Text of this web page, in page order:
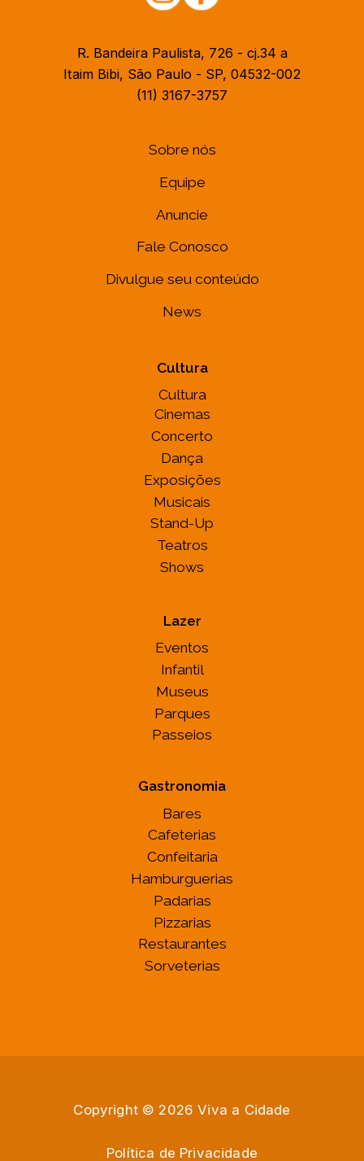
R. Bandeira Paulista, 726 - cj.34 a
Itaim Bibi, São Paulo - SP, 04532-002
(11) 3167-3757
Sobre nós
Equipe
Anuncie
Fale Conosco
Divulgue seu conteúdo
News
Cultura
Cultura
Cinemas
Concerto
Dança
Exposições
Musicais
Stand-Up
Teatros
Shows
Lazer
Eventos
Infantil
Museus
Parques
Passeios
Gastronomia
Bares
Cafeterias
Confeitaria
Hamburguerias
Padarias
Pizzarias
Restaurantes
Sorveterias
Copyright © 2026 Viva a Cidade
Política de Privacidade